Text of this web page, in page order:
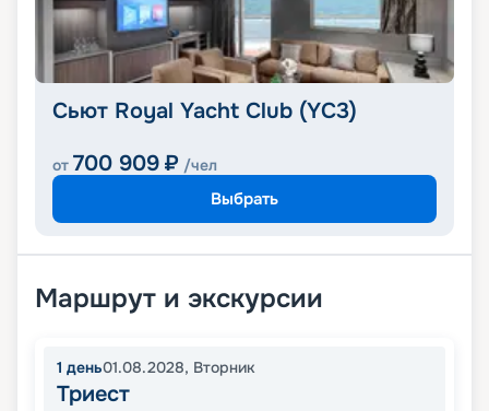
Сьют Royal Yacht Club (YC3)
от 700 909 ₽ /чел
Выбрать
Маршрут и экскурсии
1 день01.08.2028, Вторник
Триест